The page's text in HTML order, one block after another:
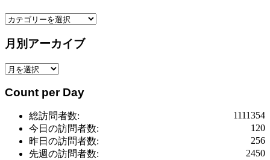
カ
ゴ
ー
ア
月別アーカイブ
月
ア
Count per Day
1111354
総訪問者数:
120
今日の訪問者数:
256
昨日の訪問者数:
2450
先週の訪問者数: